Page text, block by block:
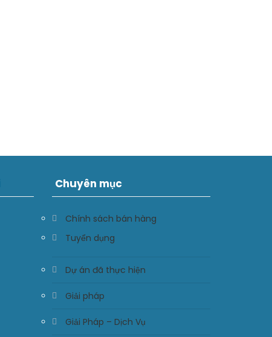
Chuyên mục
Chính sách bán hàng
Tuyển dụng
Dự án đã thực hiện
Giải pháp
Giải Pháp – Dịch Vụ